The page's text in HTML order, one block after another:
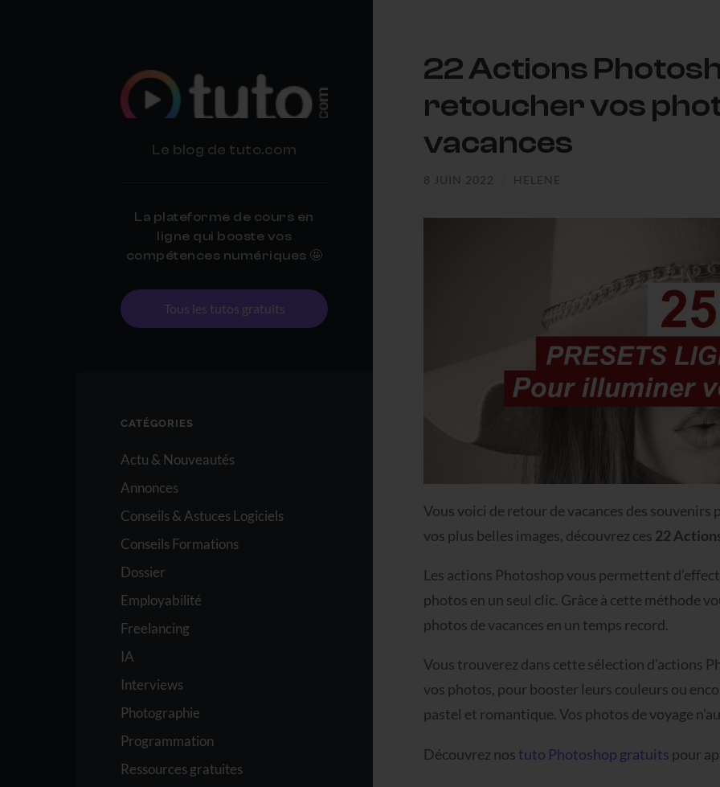
TUTO.COM
Le blog de tuto.com
La plateforme de cours en
ligne qui booste vos
compétences numériques 🤩
Tous les tutos gratuits
CATÉGORIES
Actu & Nouveautés
Annonces
Conseils & Astuces Logiciels
Conseils Formations
Dossier
Employabilité
Freelancing
IA
Interviews
Photographie
Programmation
Ressources gratuites
22 Actions
retoucher vos
vacances
8 JUIN 2022 HELENE
Vous voici de retour de vacances des souvenirs
vos plus belles images, découvrez ces 22
Les actions Photoshop vous permettent
photos en un seul clic. Grâce à cette méthode
photos de vacances en un temps record.
Vous trouverez dans cette sélection d’actions
vos photos, pour booster leurs couleurs ou
pastel et romantique. Vos photos de voyage
Découvrez nos tuto Photoshop gratuits pour